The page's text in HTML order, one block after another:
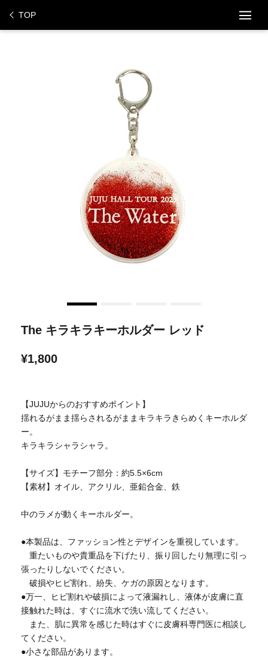
ッ
TOP
The キラキラキーホルダー レッド
¥1,800
【JUJUからのおすすめポイント】
揺れるがまま揺らされるがままキラキラきらめくキーホルダ
ー。
キラキラシャラシャラ。
【サイズ】モチーフ部分：約5.5×6cm
【素材】オイル、アクリル、亜鉛合金、鉄
中のラメが動くキーホルダー。
●本製品は、ファッション性とデザインを重視しています。
重たいものや貴重品を下げたり、振り回したり無理に引っ
張ったりしないでください。
破損やヒビ割れ、紛失、ケガの原因となります。
●万一、ヒビ割れや破損によって液漏れし、液体が皮膚に直
接触れた時は、すぐに流水で洗い流してください。
また、肌に異常を感じた時はすぐに皮膚科専門医に相談し
てください。
●小さな部品があります。